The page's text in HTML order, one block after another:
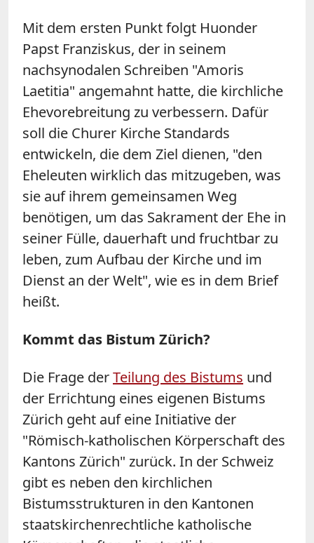
Mit dem ersten Punkt folgt Huonder
Papst Franziskus, der in seinem
nachsynodalen Schreiben "Amoris
Laetitia" angemahnt hatte, die kirchliche
Ehevorebreitung zu verbessern. Dafür
soll die Churer Kirche Standards
entwickeln, die dem Ziel dienen, "den
Eheleuten wirklich das mitzugeben, was
sie auf ihrem gemeinsamen Weg
benötigen, um das Sakrament der Ehe in
seiner Fülle, dauerhaft und fruchtbar zu
leben, zum Aufbau der Kirche und im
Dienst an der Welt", wie es in dem Brief
heißt.
Kommt das Bistum Zürich?
Die Frage derTeilung des Bistums und
der Errichtung eines eigenen Bistums
Zürich geht auf eine Initiative der
"Römisch-katholischen Körperschaft des
Kantons Zürich" zurück. In der Schweiz
gibt es neben den kirchlichen
Bistumsstrukturen in den Kantonen
staatskirchenrechtliche katholische